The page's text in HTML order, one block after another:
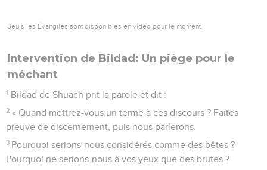
Seuls les Évangiles sont disponibles en vidéo pour le moment.
Intervention de Bildad: Un piège pour le
méchant
1 Bildad de Shuach prit la parole et dit :
2 « Quand mettrez-vous un terme à ces discours ? Faites
preuve de discernement, puis nous parlerons.
3 Pourquoi serions-nous considérés comme des bêtes ?
Pourquoi ne serions-nous à vos yeux que des brutes ?